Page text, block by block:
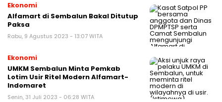
Ekonomi
Alfamart di Sembalun Bakal Ditutup
Paksa
Rabu, 9 Agustus 2023 - 13:07 WITA
Ekonomi
UMKM Sembalun Minta Pemkab
Lotim Usir Ritel Modern Alfamart-
Indomaret
Senin, 31 Juli 2023 - 06:28 WITA